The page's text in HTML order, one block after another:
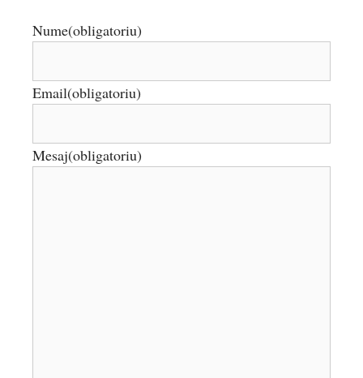
Nume(obligatoriu)
Email(obligatoriu)
Mesaj(obligatoriu)